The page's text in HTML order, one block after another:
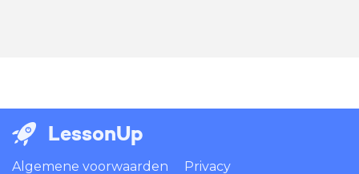
LessonUp
Algemene voorwaarden Privacy